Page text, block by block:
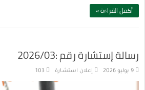
أكمل القراءة »
رسالة إستشارة رقم :2026/03
9 يوليو 2026 إعلان استشارة 103